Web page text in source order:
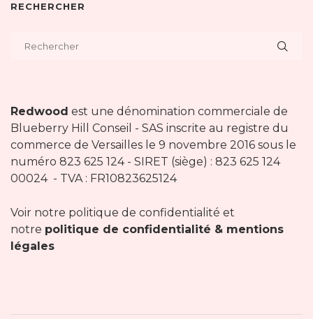
RECHERCHER
Redwood est une dénomination commerciale de
Blueberry Hill Conseil - SAS inscrite au registre du
commerce de Versailles le 9 novembre 2016 sous le
numéro 823 625 124 - SIRET (siège) : 823 625 124
00024 - TVA : FR10823625124
Voir notre politique de confidentialité et
notre politique de confidentialité & mentions
légales